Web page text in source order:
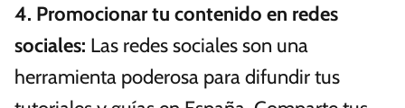
4. Promocionar tu contenido en redes
sociales: Las redes sociales son una
herramienta poderosa para difundir tus